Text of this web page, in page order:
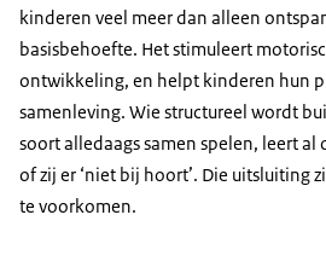
kinderen veel meer dan alleen
basisbehoefte. Het stimuleert
ontwikkeling, en helpt kinderen hun
samenleving. Wie structureel wordt
soort alledaags samen spelen, leert
of zij er ‘niet bij hoort’. Die uitsluiting
te voorkomen.